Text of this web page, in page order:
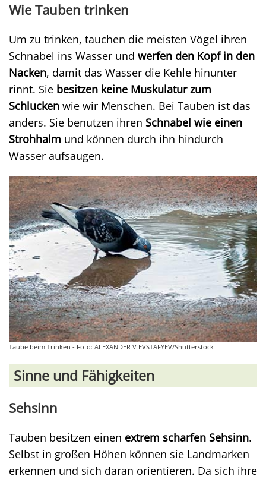
Wie Tauben trinken
Um zu trinken, tauchen die meisten Vögel ihren
Schnabel ins Wasser und werfen den Kopf in den
Nacken, damit das Wasser die Kehle hinunter
rinnt. Sie besitzen keine Muskulatur zum
Schlucken wie wir Menschen. Bei Tauben ist das
anders. Sie benutzen ihren Schnabel wie einen
Strohhalm und können durch ihn hindurch
Wasser aufsaugen.
Taube beim Trinken - Foto: ALEXANDER V EVSTAFYEV/Shutterstock
Sinne und Fähigkeiten
Sehsinn
Tauben besitzen einen extrem scharfen Sehsinn.
Selbst in großen Höhen können sie Landmarken
erkennen und sich daran orientieren. Da sich ihre